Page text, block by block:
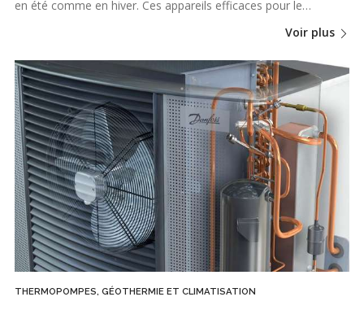
en été comme en hiver. Ces appareils efficaces pour le…
Voir plus
THERMOPOMPES, GÉOTHERMIE ET CLIMATISATION